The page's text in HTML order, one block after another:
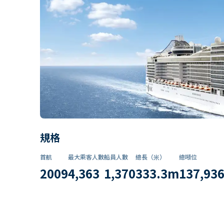
規格
首航
2009
最大乘客人數
4,363
船員人數
1,370
總長（米）
333.3m
總噸位
137,936